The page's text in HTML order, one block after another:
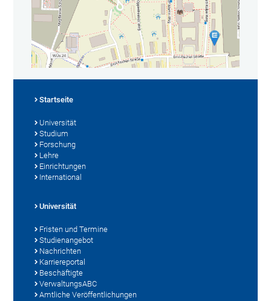
Startseite
Universität
Studium
Forschung
Lehre
Einrichtungen
International
Universität
Fristen und Termine
Studienangebot
Nachrichten
Karriereportal
Beschäftigte
VerwaltungsABC
Amtliche Veröffentlichungen